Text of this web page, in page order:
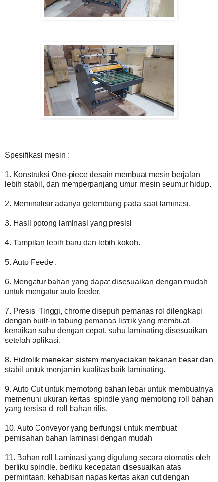
Spesifikasi mesin :
1. Konstruksi One-piece desain membuat mesin berjalan
lebih stabil, dan memperpanjang umur mesin seumur hidup.
2. Meminalisir adanya gelembung pada saat laminasi.
3. Hasil potong laminasi yang presisi
4. Tampilan lebih baru dan lebih kokoh.
5. Auto Feeder.
6. Mengatur bahan yang dapat disesuaikan dengan mudah
untuk mengatur auto feeder.
7. Presisi Tinggi, chrome disepuh pemanas rol dilengkapi
dengan built-in tabung pemanas listrik yang membuat
kenaikan suhu dengan cepat. suhu laminating disesuaikan
setelah aplikasi.
8. Hidrolik menekan sistem menyediakan tekanan besar dan
stabil untuk menjamin kualitas baik laminating.
9. Auto Cut untuk memotong bahan lebar untuk membuatnya
memenuhi ukuran kertas. spindle yang memotong roll bahan
yang tersisa di roll bahan rilis.
10. Auto Conveyor yang berfungsi untuk membuat
pemisahan bahan laminasi dengan mudah
11. Bahan roll Laminasi yang digulung secara otomatis oleh
berliku spindle. berliku kecepatan disesuaikan atas
permintaan. kehabisan napas kertas akan cut dengan